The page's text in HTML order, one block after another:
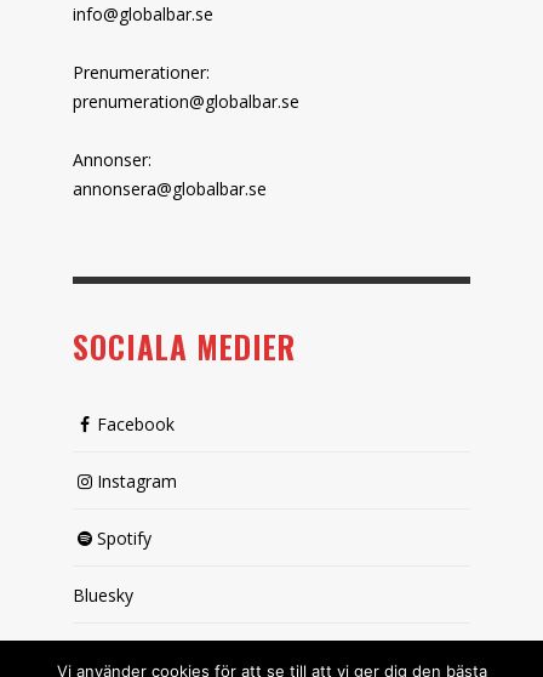
info@globalbar.se
Prenumerationer:
prenumeration@globalbar.se
Annonser:
annonsera@globalbar.se
SOCIALA MEDIER
Facebook
Instagram
Spotify
Bluesky
Vi använder cookies för att se till att vi ger dig den bästa